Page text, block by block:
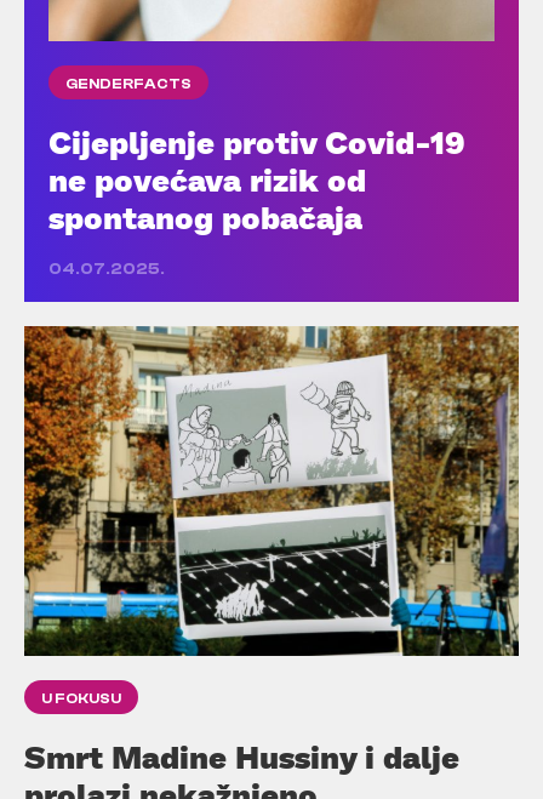
GENDERFACTS
Cijepljenje protiv Covid-19
ne povećava rizik od
spontanog pobačaja
04.07.2025.
U FOKUSU
Smrt Madine Hussiny i dalje